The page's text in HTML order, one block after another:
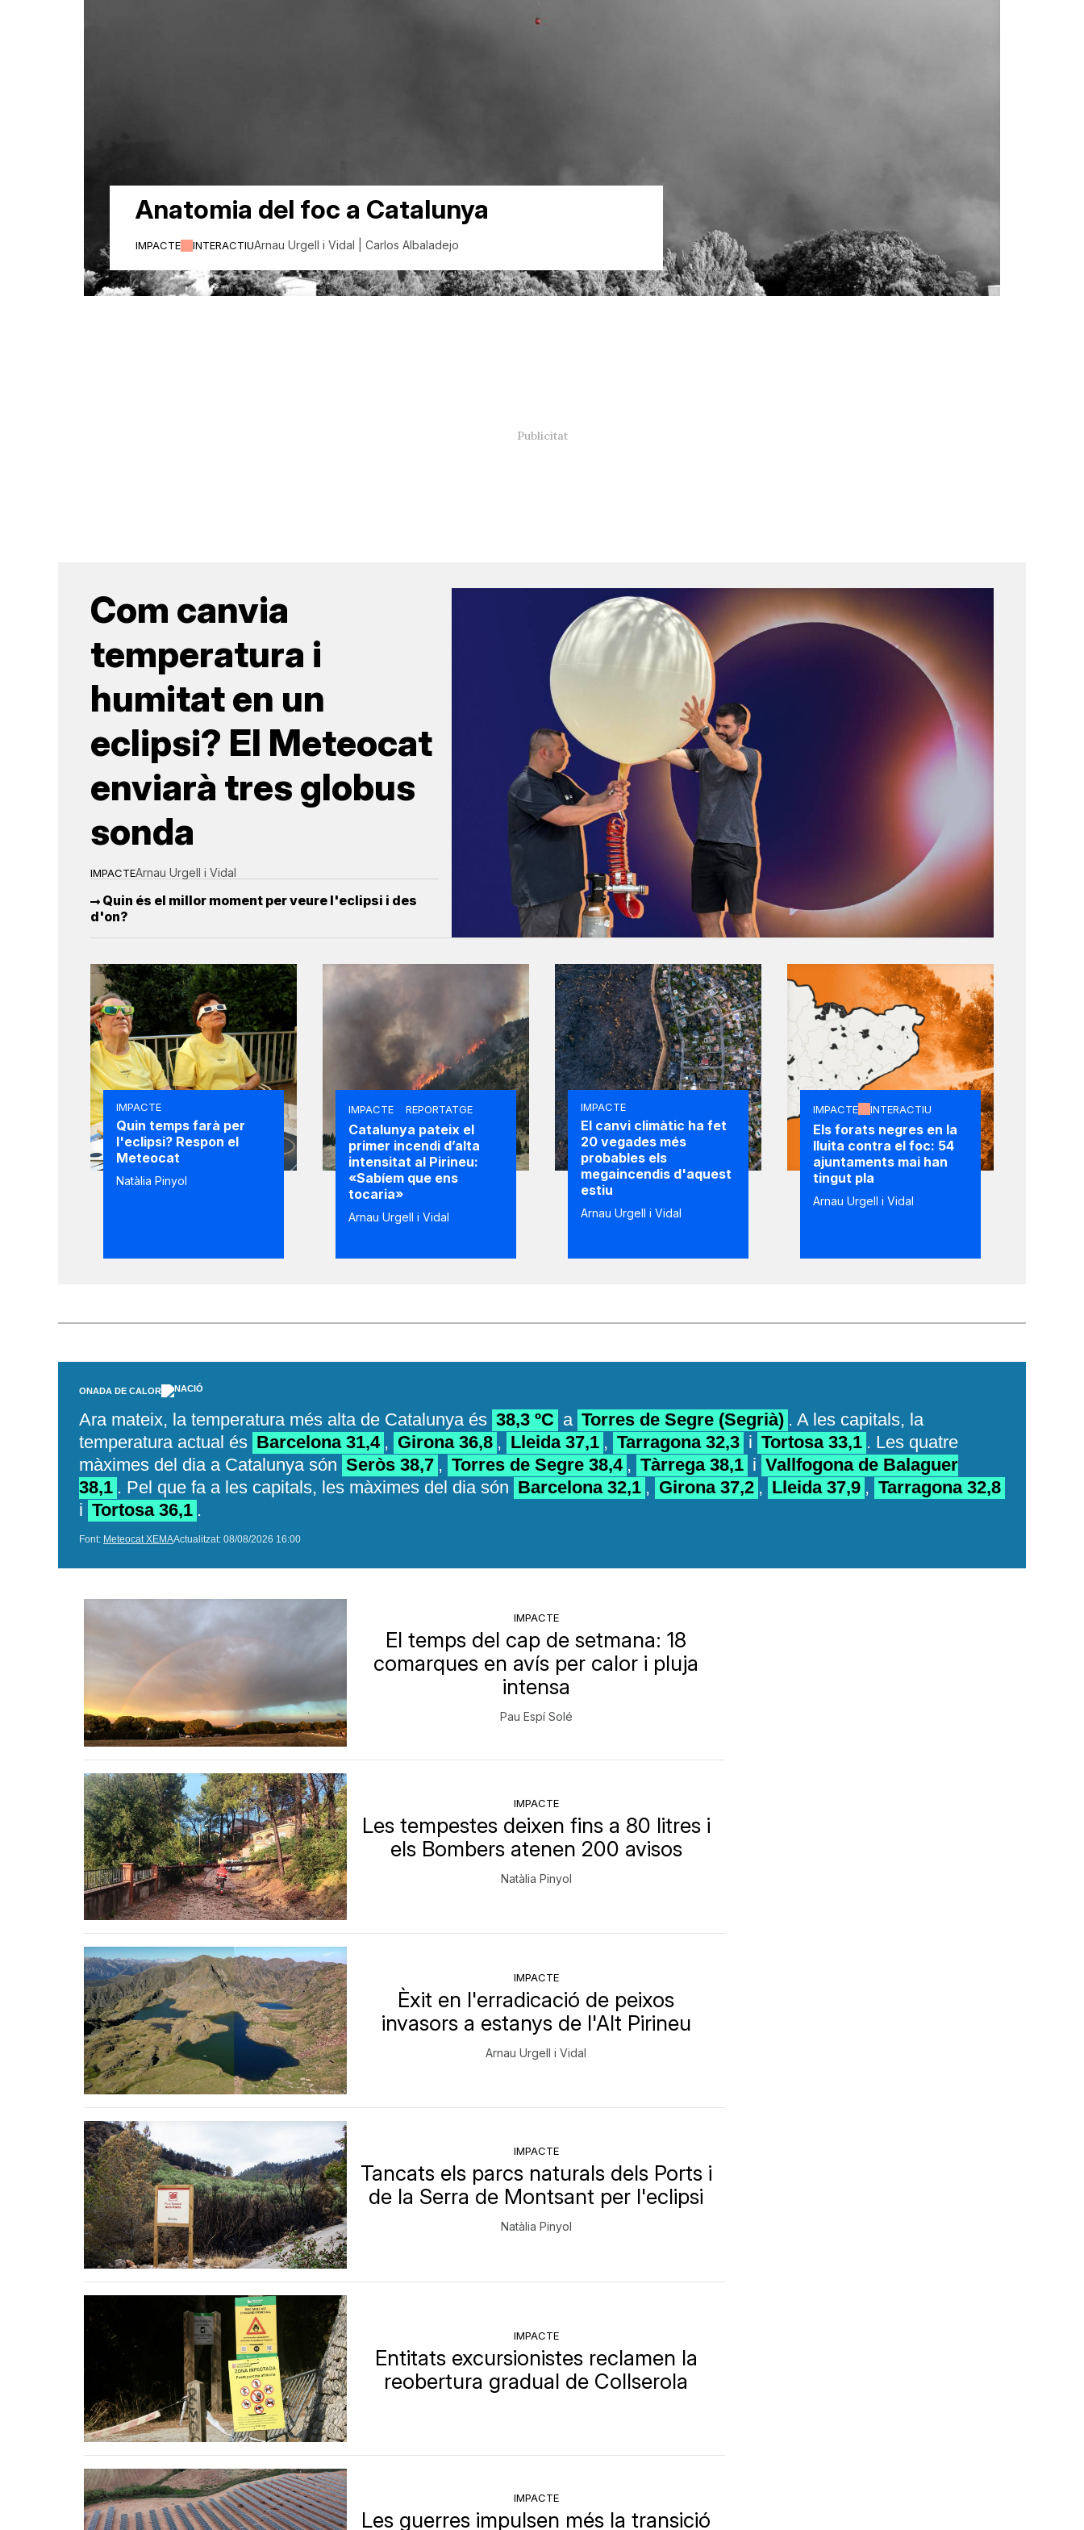
IMPACTE INTERACTIU
Anatomia del foc a Catalunya
Arnau Urgell i Vidal | Carlos Albaladejo
IMPACTE
Com canvia
temperatura i
humitat en un
eclipsi? El Meteocat
enviarà tres globus
sonda
Arnau Urgell i Vidal
Quin és el millor moment per veure l'eclipsi i des
d'on?
IMPACTE
Quin temps farà per
l'eclipsi? Respon el
Meteocat
Natàlia Pinyol
IMPACTE REPORTATGE
Catalunya pateix el
primer incendi d’alta
intensitat al Pirineu:
«Sabíem que ens
tocaria»
Arnau Urgell i Vidal
IMPACTE
El canvi climàtic ha fet
20 vegades més
probables els
megaincendis d'aquest
estiu
Arnau Urgell i Vidal
IMPACTE INTERACTIU
Els forats negres en la
lluita contra el foc: 54
ajuntaments mai han
tingut pla
Arnau Urgell i Vidal
IMPACTE
El temps del cap de setmana: 18
comarques en avís per calor i pluja
intensa
Pau Espí Solé
IMPACTE
Les tempestes deixen fins a 80 litres i
els Bombers atenen 200 avisos
Natàlia Pinyol
IMPACTE
Èxit en l'erradicació de peixos
invasors a estanys de l'Alt Pirineu
Arnau Urgell i Vidal
IMPACTE
Tancats els parcs naturals dels Ports i
de la Serra de Montsant per l'eclipsi
Natàlia Pinyol
IMPACTE
Entitats excursionistes reclamen la
reobertura gradual de Collserola
IMPACTE
Les guerres impulsen més la transició